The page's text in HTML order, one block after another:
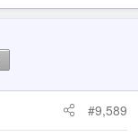
#9,589